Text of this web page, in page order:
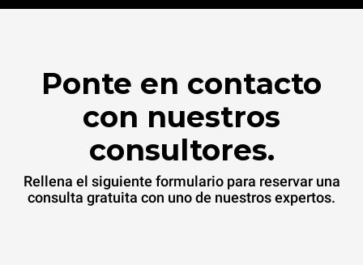
Ponte en contacto
con nuestros
consultores.
Rellena el siguiente formulario para reservar una
consulta gratuita con uno de nuestros expertos.